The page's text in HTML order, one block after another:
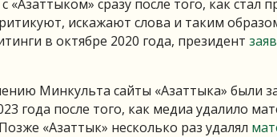
сразу после того, как стал
искажают слова и таким
в октябре 2020 года, президент
Минкульта сайты «Азаттыка» были
года после того, как медиа удалило
«Азаттык» несколько раз удалял